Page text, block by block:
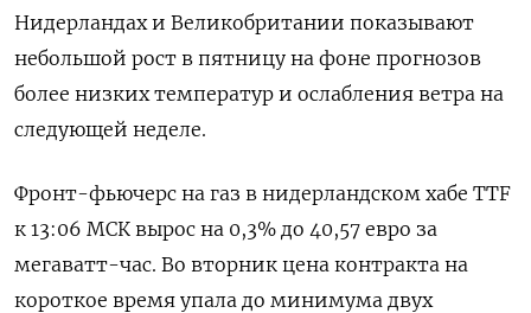
Нидерландах и Великобритании показывают
небольшой рост в пятницу на фоне прогнозов
более низких температур и ослабления ветра на
следующей неделе.
Фронт-фьючерс на газ в нидерландском хабе TTF
к 13:06 МСК вырос на 0,3% до 40,57 евро за
мегаватт-час. Во вторник цена контракта на
короткое время упала до минимума двух